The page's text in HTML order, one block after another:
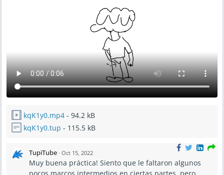
kqK1y0.mp4 - 94.2 kB
kqK1y0.tup - 115.5 kB
TupiTube · Oct 15, 2022
Muy buena práctica! Siento que le faltaron algunos